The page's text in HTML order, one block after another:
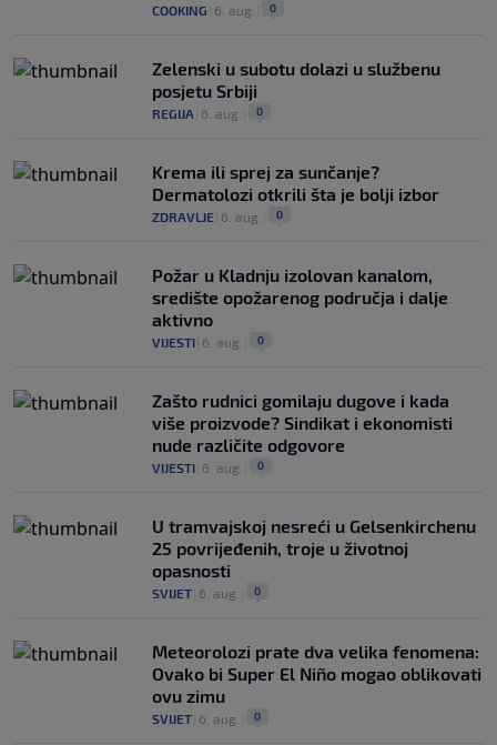
COOKING 6. aug. 0
Zelenski u subotu dolazi u službenu
posjetu Srbiji
REGIJA 6. aug. 0
Krema ili sprej za sunčanje?
Dermatolozi otkrili šta je bolji izbor
ZDRAVLJE 6. aug. 0
Požar u Kladnju izolovan kanalom,
središte opožarenog područja i dalje
aktivno
VIJESTI 6. aug. 0
Zašto rudnici gomilaju dugove i kada
više proizvode? Sindikat i ekonomisti
nude različite odgovore
VIJESTI 6. aug. 0
U tramvajskoj nesreći u Gelsenkirchenu
25 povrijeđenih, troje u životnoj
opasnosti
SVIJET 6. aug. 0
Meteorolozi prate dva velika fenomena:
Ovako bi Super El Niño mogao oblikovati
ovu zimu
SVIJET 6. aug. 0